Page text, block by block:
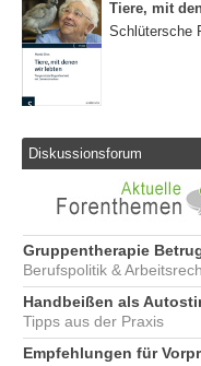
Tiere, mit
Schlütersche
Diskussionsforum
Gruppentherapie
Berufspolitik &
Handbeißen als
Tipps aus der Praxis
Empfehlungen für